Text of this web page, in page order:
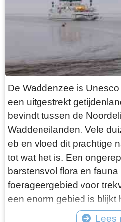
want deze is aan de
waard. Er hangt een
rouwborden aan de muur.
licht en de kachel. Aan de
terp loop je weer naar
van gele klinkers. Als je
kom je gewoon weer uit
Het is moeilijk voor te
terp ooit door
Terpen hadden een
bescherming tegen
Na de aanleg van dijken
van hun nut, voor het
afgegraven. De
verscheept. Hoe
De Waddenzee is
een uitgestrekt
bevindt tussen de
Waddeneilanden. Vele
eb en vloed dit prachtige
tot wat het is. Een
barstensvol flora en
foerageergebied voor
een enorm gebied is blijkt
dichtbij te zien en
Lees